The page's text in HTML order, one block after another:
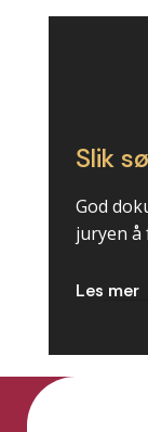
Slik
God
juryen
Les mer